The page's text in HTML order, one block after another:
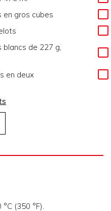
en gros cubes
blancs de 227 g,
en deux
(350 °F).